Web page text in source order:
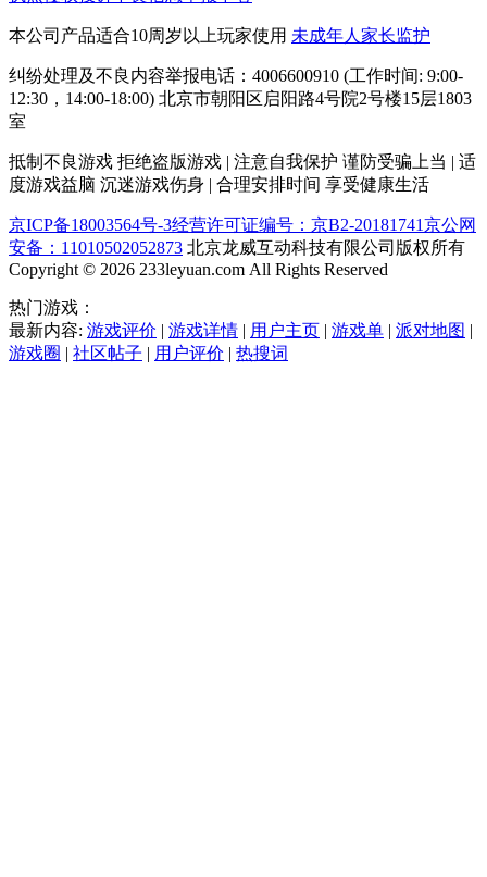
本公司产品适合10周岁以上玩家使用 未成年人家长监护
纠纷处理及不良内容举报电话：4006600910 (工作时间: 9:00-
12:30，14:00-18:00) 北京市朝阳区启阳路4号院2号楼15层1803
室
抵制不良游戏 拒绝盗版游戏 | 注意自我保护 谨防受骗上当 | 适
度游戏益脑 沉迷游戏伤身 | 合理安排时间 享受健康生活
京ICP备18003564号-3经营许可证编号：京B2-20181741京公网
安备：11010502052873 北京龙威互动科技有限公司版权所有
Copyright © 2026 233leyuan.com All Rights Reserved
热门游戏：
最新内容: 游戏评价 | 游戏详情 | 用户主页 | 游戏单 | 派对地图 |
游戏圈 | 社区帖子 | 用户评价 | 热搜词